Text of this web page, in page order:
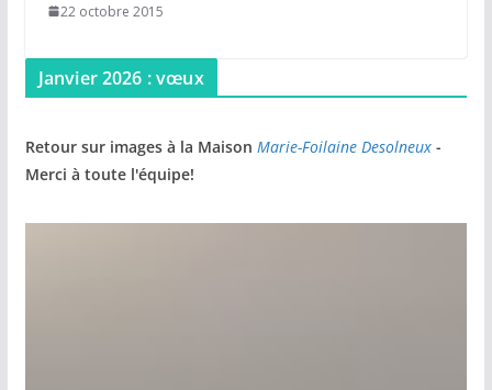
22 octobre 2015
Janvier 2026 : vœux
Retour sur images à la Maison Marie-Foilaine Desolneux-
Merci à toute l'équipe!